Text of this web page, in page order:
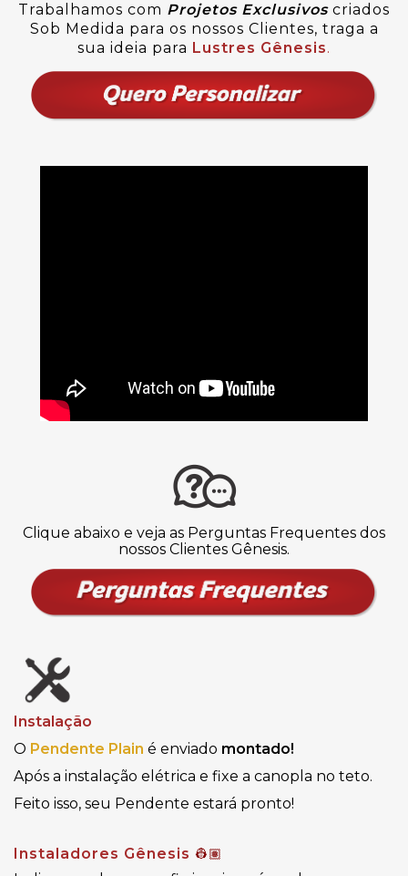
Trabalhamos com Projetos Exclusivoscriados
Sob Medida para os nossos Clientes, traga a
sua ideia para Lustres Gênesis.
Clique abaixo e veja as Perguntas Frequentes dos
nossos Clientes Gênesis.
Instalação
O Pendente Plain é enviado montado!
Após a instalação elétrica e fixe a canopla no teto.
Feito isso, seu Pendente estará pronto!
Instaladores Gênesis 👷🏽